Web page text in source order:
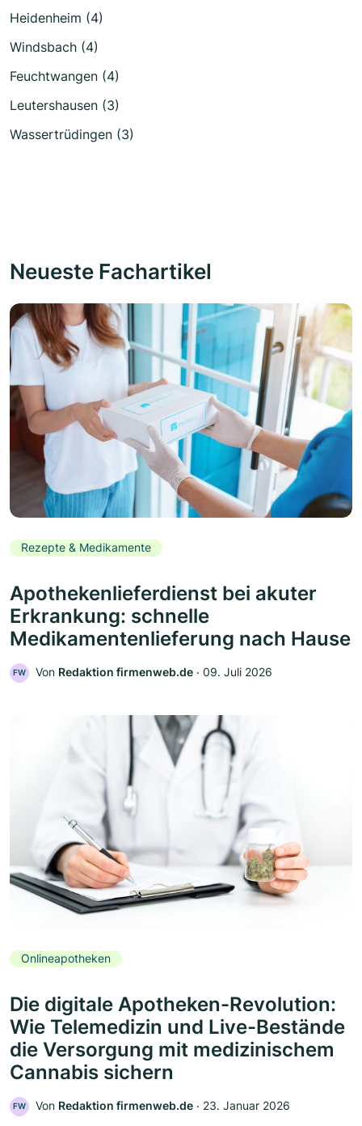
Heidenheim (4)
Windsbach (4)
Feuchtwangen (4)
Leutershausen (3)
Wassertrüdingen (3)
Neueste Fachartikel
Rezepte & Medikamente
Apothekenlieferdienst bei akuter
Erkrankung: schnelle
Medikamentenlieferung nach Hause
FW Von Redaktion firmenweb.de ‧ 09. Juli 2026
Onlineapotheken
Die digitale Apotheken-Revolution:
Wie Telemedizin und Live-Bestände
die Versorgung mit medizinischem
Cannabis sichern
FW Von Redaktion firmenweb.de ‧ 23. Januar 2026